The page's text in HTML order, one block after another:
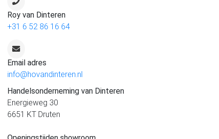
Roy van Dinteren
+31 6 52 86 16 64
Email adres
info@hovandinteren.nl
Handelsonderneming van Dinteren
Energieweg 30
6651 KT Druten